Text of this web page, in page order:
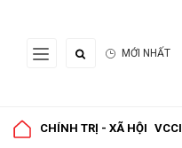
MỚI NHẤT
CHÍNH TRỊ - XÃ HỘI VCCI